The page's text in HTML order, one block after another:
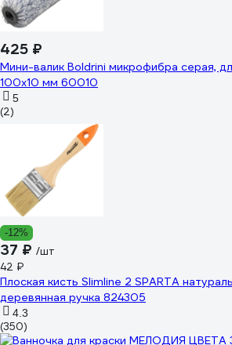
425 ₽
Мини-валик Boldrini микрофибра серая,
100х10 мм 60010
5
(2)
-12%
37 ₽ /шт
42 ₽
Плоская кисть Slimline 2 SPARTA
деревянная ручка 824305
4.3
(350)